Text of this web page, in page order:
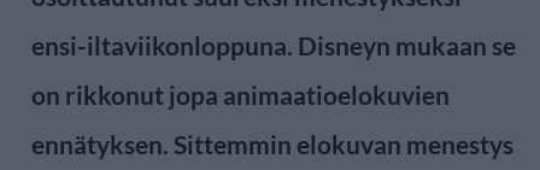
ensi-iltaviikonloppuna. Disneyn mukaan se
on rikkonut jopa animaatioelokuvien
ennätyksen. Sittemmin elokuvan menestys